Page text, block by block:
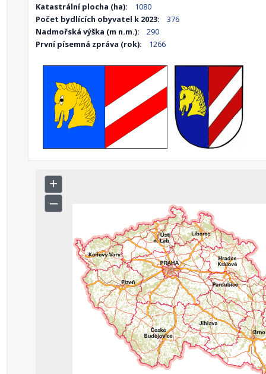
Katastrální plocha (ha):
1080
Počet bydlících obyvatel k 2023:
376
Nadmořská výška (m n.m.):
290
První písemná zpráva (rok):
1266